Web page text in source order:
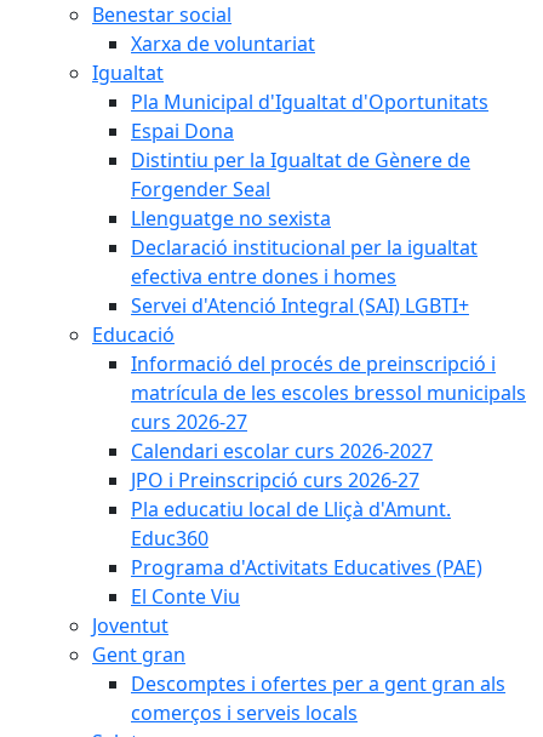
Benestar social
Xarxa de voluntariat
Igualtat
Pla Municipal d'Igualtat d'Oportunitats
Espai Dona
Distintiu per la Igualtat de Gènere de
Forgender Seal
Llenguatge no sexista
Declaració institucional per la igualtat
efectiva entre dones i homes
Servei d'Atenció Integral (SAI) LGBTI+
Educació
Informació del procés de preinscripció i
matrícula de les escoles bressol municipals
curs 2026-27
Calendari escolar curs 2026-2027
JPO i Preinscripció curs 2026-27
Pla educatiu local de Lliçà d'Amunt.
Educ360
Programa d'Activitats Educatives (PAE)
El Conte Viu
Joventut
Gent gran
Descomptes i ofertes per a gent gran als
comerços i serveis locals